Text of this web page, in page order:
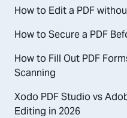
How to Edit a PDF
How to Secure a PDF
How to Fill Out PDF
Scanning
Xodo PDF Studio vs
Editing in 2026